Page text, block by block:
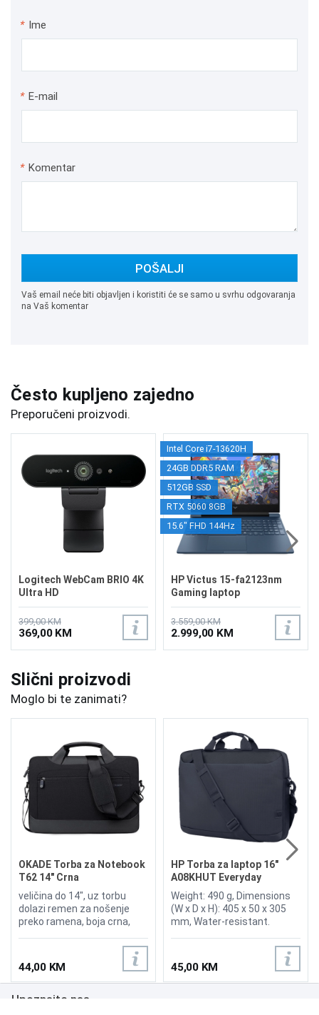
* Ime
* E-mail
* Komentar
POŠALJI
Vaš email neće biti objavljen i koristiti će se samo u svrhu odgovaranja
na Vaš komentar
Često kupljeno zajedno
Preporučeni proizvodi.
Logitech WebCam BRIO 4K
Ultra HD
399,00 KM
369,00 KM
Intel Core i7-13620H
24GB DDR5 RAM
512GB SSD
RTX 5060 8GB
15.6" FHD 144Hz
HP Victus 15-fa2123nm
Gaming laptop
C8NH6EA/24GB
3.559,00 KM
2.999,00 KM
Slični proizvodi
Moglo bi te zanimati?
OKADE Torba za Notebook
T62 14" Crna
veličina do 14", uz torbu
dolazi remen za nošenje
preko ramena, boja crna,
44,00 KM
HP Torba za laptop 16"
A08KHUT Everyday
Weight: 490 g, Dimensions
(W x D x H): 405 x 50 x 305
mm, Water-resistant.
45,00 KM
Upoznajte nas